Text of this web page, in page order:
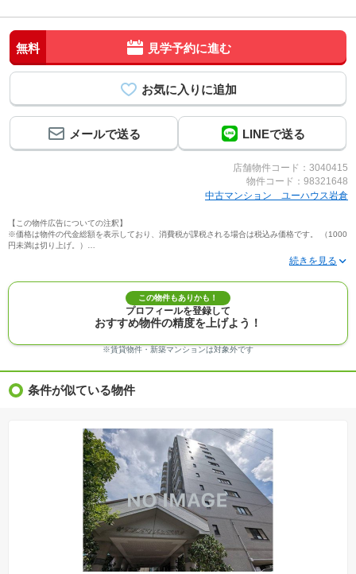
無料 見学予約に進む
メールで送る LINEで送る
店舗物件コード：3040415
物件コード：98321648
中古マンション ユーハウス岩倉
【この物件広告についての注釈】
※価格は物件の代金総額を表示しており、消費税が課税される場合は税込み価格です。 （1000
円未満は切り上げ。）
※写真に写っている、またはパース（絵）や間取り図に描かれている家具や車などは、特にコ
※建築条件付き土地価格には、建物価格は含まれません。
※物件情報は、原則として情報提供日の２日前に最終確認した情報です。
※完成予想図はいずれも外構、植栽、外観等実際のものとは多少異なることがあります。
※モデルルーム・モデルハウス・展示場・ショールームの画像の場合、今回販売の物件と異な
※ＣＧ合成の画像の場合、実際とは多少異なる場合があります。
※物件特徴：販売戸数が複数の物件は、全ての住戸に該当しない項目もあります。
※価格更新：物件価格が変更された日から１週間表示されます。
※建築条件土地の情報内に掲載されている、建物プラン例は、土地購入者の設計プランの参考
の一例であって、プランの採用可否は任意です。
※土地（建築条件なし）で「建物プラン例」が表記してある時、そのプラン例は特定の建築請
負会社によるもので、当該建築請負会社以外で建てた場合、同様のものが同価格で建てられる
とは限りません。また建築請負会社を特定するものではありません。
※建築条件付き土地とは、その土地に建築する建物の建築請負契約が、一定期間内に成立する
ことを条件として売買される土地のことをいいます。建築請負契約成立に向けて設計プランを
協議するため、土地購入者が自己の希望する建物の設計協議をするために必要な相当の期間の
交渉期間が設定され、その期間内で希望を満たすプランが実現できたかどうかにより結論を出
します。なお、この期間は概ね3ヶ月程度とされています。納得のいくプランが出来ず、建築請
負契約が成立しない場合、土地売買契約は白紙に戻り、土地契約にかかった代金（土地代金、
手付金など）は名目のいかんに関わらず、全て返却されます。
※課税対象物件の「価格」や「費用等」は消費税込みの「総額表示」で統一しています。
この物件もありかも！
プロフィールを登録して
おすすめ物件の精度を上げよう！
※賃貸物件・新築マンションは対象外です
条件が似ている物件